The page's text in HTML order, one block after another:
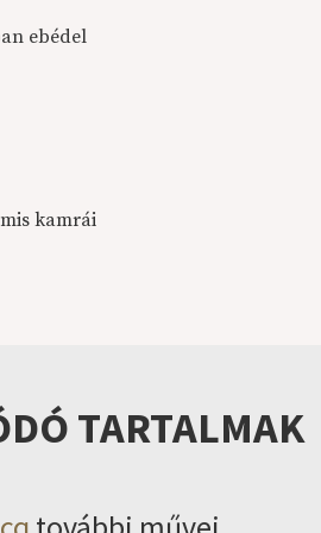
ebédel
kamrái
TARTALMAK